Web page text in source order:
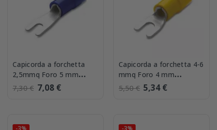
Capicorda a forchetta
2,5mmq Foro 5 mm
confezione 100 BMM
7,30 € 7,08 €
Capicorda a forchetta 4-6
mmq Foro 4 mm
confezione 50 BMM
5,50 € 5,34 €